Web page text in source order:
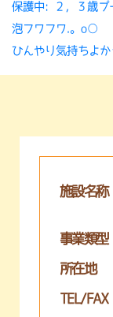
保護中: ２，３歳プ
泡フワフワ.。o○
ひんやり気持ちよか
施設名称
事業類型
所在地
TEL/FAX